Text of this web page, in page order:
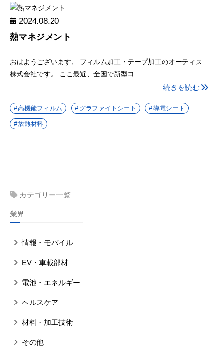
2024.08.20
熱マネジメント
おはようございます。 フィルム加工・テープ加工のオーティス
株式会社です。 ここ最近、全国で新型コ...
続きを読む
高機能フィルム グラファイトシート 導電シート
放熱材料
カテゴリー一覧
業界
情報・モバイル
EV・車載部材
電池・エネルギー
ヘルスケア
材料・加工技術
その他